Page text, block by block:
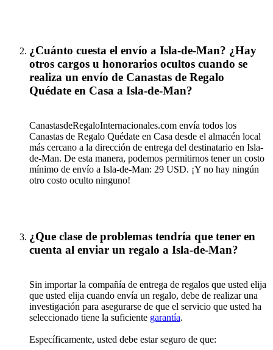
¿Cuánto cuesta el envío a Isla-de-Man? ¿Hay
otros cargos u honorarios ocultos cuando se
realiza un envío de Canastas de Regalo
Quédate en Casa a Isla-de-Man?
CanastasdeRegaloInternacionales.com envía todos los
Canastas de Regalo Quédate en Casa desde el almacén local
más cercano a la dirección de entrega del destinatario en Isla-
de-Man. De esta manera, podemos permitirnos tener un costo
mínimo de envío a Isla-de-Man: 29 USD. ¡Y no hay ningún
otro costo oculto ninguno!
¿Que clase de problemas tendría que tener en
cuenta al enviar un regalo a Isla-de-Man?
Sin importar la compañía de entrega de regalos que usted elija
que usted elija cuando envía un regalo, debe de realizar una
investigación para asegurarse de que el servicio que usted ha
seleccionado tiene la suficiente garantía.
Específicamente, usted debe estar seguro de que: